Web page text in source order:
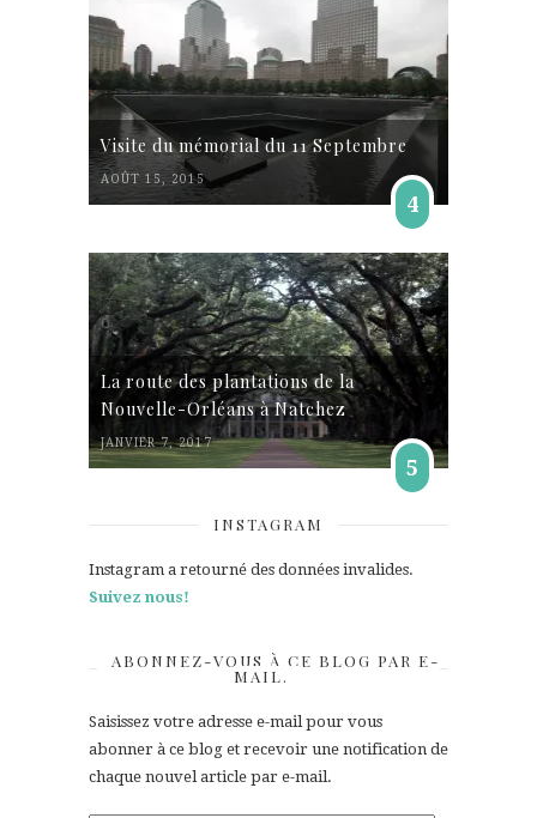
Visite du mémorial du 11 Septembre
AOÛT 15, 2015
4
La route des plantations de la
Nouvelle-Orléans à Natchez
JANVIER 7, 2017
5
INSTAGRAM
Instagram a retourné des données invalides.
Suivez nous!
ABONNEZ-VOUS À CE BLOG PAR E-
MAIL.
Saisissez votre adresse e-mail pour vous
abonner à ce blog et recevoir une notification de
chaque nouvel article par e-mail.